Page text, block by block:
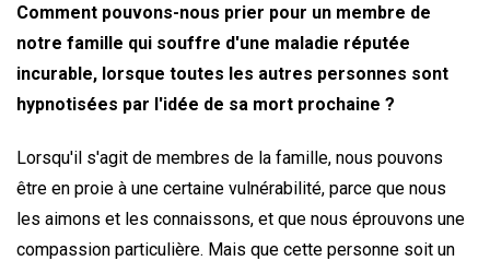
Comment pouvons-nous prier pour un membre de
notre famille qui souffre d'une maladie réputée
incurable, lorsque toutes les autres personnes sont
hypnotisées par l'idée de sa mort prochaine ?
Lorsqu'il s'agit de membres de la famille, nous pouvons
être en proie à une certaine vulnérabilité, parce que nous
les aimons et les connaissons, et que nous éprouvons une
compassion particulière. Mais que cette personne soit un